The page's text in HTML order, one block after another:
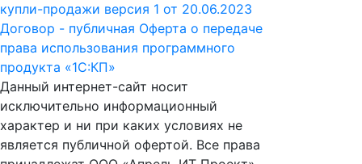
купли-продажи версия 1 от 20.06.2023
Договор - публичная Оферта о передаче
права использования программного
продукта «1С:КП»
Данный интернет-сайт носит
исключительно информационный
характер и ни при каких условиях не
является публичной офертой. Все права